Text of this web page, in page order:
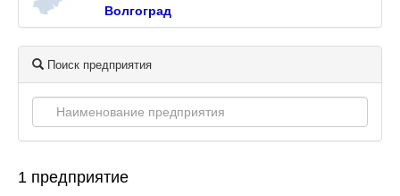
Волгоград
Поиск предприятия
1 предприятие